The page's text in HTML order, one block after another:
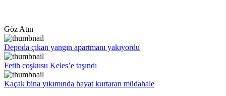
Göz Atın
Depoda çıkan yangın apartmanı yakıyordu
Fetih coşkusu Keles’e taşındı
Kaçak bina yıkımında hayat kurtaran müdahale